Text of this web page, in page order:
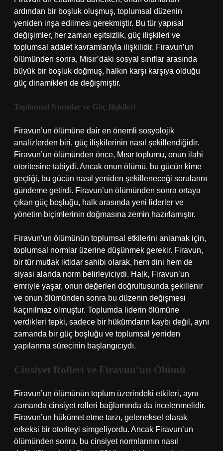
ardından bir boşluk oluşmuş, toplumsal düzenin
yeniden inşa edilmesi gerekmiştir. Bu tür yapısal
değişimler, her zaman eşitsizlik, güç ilişkileri ve
toplumsal adalet kavramlarıyla ilişkilidir. Firavun’un
ölümünden sonra, Mısır’daki sosyal sınıflar arasında
büyük bir boşluk doğmuş, halkın karşı karşıya olduğu
güç dinamikleri de değişmiştir.
Toplumsal Normlar ve Güç İlişkileri
Firavun’un ölümüne dair en önemli sosyolojik
analizlerden biri, güç ilişkilerinin nasıl şekillendiğidir.
Firavun’un ölümünden önce, Mısır toplumu, onun ilahi
otoritesine tabiydi. Ancak onun ölümü, bu gücün kime
geçtiği, bu gücün nasıl yeniden şekilleneceği sorularını
gündeme getirdi. Firavun’un ölümünden sonra ortaya
çıkan güç boşluğu, halk arasında yeni liderler ve
yönetim biçimlerinin doğmasına zemin hazırlamıştır.
Firavun’un ölümünün toplumsal etkilerini anlamak için,
toplumsal normlar üzerine düşünmek gerekir. Firavun,
bir tür mutlak iktidar sahibi olarak, hem dini hem de
siyasi alanda norm belirleyiciydi. Halk, Firavun’un
emriyle yaşar, onun değerleri doğrultusunda şekillenir
ve onun ölümünden sonra bu düzenin değişmesi
kaçınılmaz olmuştur. Toplumda liderin ölümüne
verdikleri tepki, sadece bir hükümdarın kaybı değil, aynı
zamanda bir güç boşluğu ve toplumsal yeniden
yapılanma sürecinin başlangıcıydı.
Cinsiyet Rolleri ve Firavun’un Ölümü
Firavun’un ölümünün toplum üzerindeki etkileri, aynı
zamanda cinsiyet rolleri bağlamında da incelenmelidir.
Firavun’un hükümet etme tarzı, geleneksel olarak
erkeksi bir otoriteyi simgeliyordu. Ancak Firavun’un
ölümünden sonra, bu cinsiyet normlarının nasıl